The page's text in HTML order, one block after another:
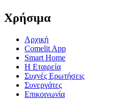
Χρήσιμα
Αρχική
Comelit App
Smart Home
Η Εταιρεία
Συχνές Ερωτήσεις
Συνεργάτες
Επικοινωνία